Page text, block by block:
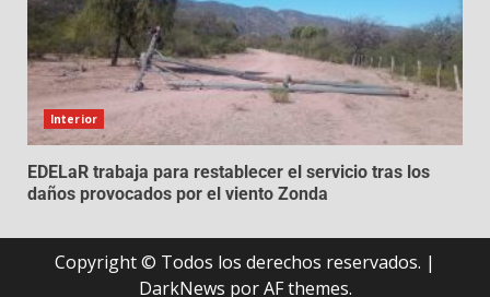
Interior
EDELaR trabaja para restablecer el servicio tras los
daños provocados por el viento Zonda
Copyright © Todos los derechos reservados. |
DarkNews por AF themes.